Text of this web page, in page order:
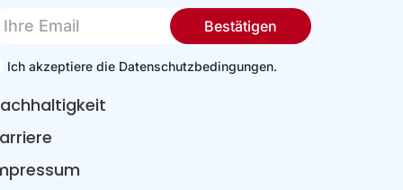
Ich akzeptiere die Datenschutzbedingungen.
Bestätigen